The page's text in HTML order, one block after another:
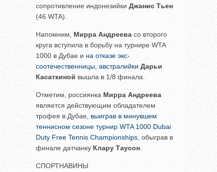
сопротивление индонезийки Джанис Тьен
(46 WTA).
Напомним, Мирра Андреева со второго
круга вступила в борьбу на турнире WTA
1000 в Дубае и на отказе экс-
соотечественницы, австралийки Дарьи
Касаткиной вышла в 1/8 финала.
Отметим, россиянка Мирра Андреева
является действующим обладателем
трофея в Дубае, выиграв в минувшем
теннисном сезоне турнир WTA 1000 Dubai
Duty Free Tennis Championships , обыграв в
финале датчанку Клару Таусон
СПОРТНАВИНЫ